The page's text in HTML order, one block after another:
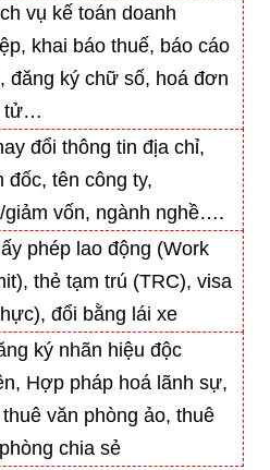
vụ kế toán doanh
khai báo thuế, báo cáo
đăng ký chữ số, hoá đơn
tử…
đổi thông tin địa chỉ,
đốc, tên công ty,
giảm vốn, ngành nghề….
phép lao động (Work
thẻ tạm trú (TRC), visa
đổi bằng lái xe
ký nhãn hiệu độc
Hợp pháp hoá lãnh sự,
văn phòng ảo, thuê
chia sẻ